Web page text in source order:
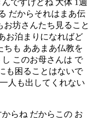
ですけどね 大体 1週
だからそれはまあ伝
坊さんたち見ること
お泊まりになればど
ちも ああまあ仏教を
このお母さんは で
も困ることはないで
人も出してくれない
らね だからこの お